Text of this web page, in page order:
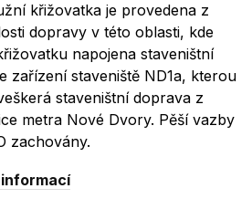
křižovatka je provedena z
dopravy v této oblasti, kde
napojena staveništní
zařízení staveniště ND1a, kterou
staveništní doprava z
metra Nové Dvory. Pěší vazby
zachovány.